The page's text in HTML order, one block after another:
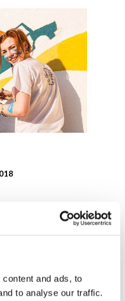
and ads, to
to analyse our traffic.
pratiche e partenariati
Spotdi New Humanity
sostegno dei migranti e